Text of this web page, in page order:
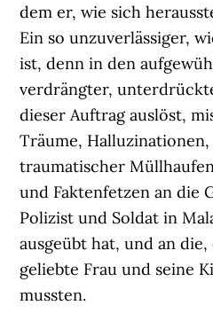
dem er, wie sich
Ein so unzuverlässiger,
ist, denn in den
verdrängter,
dieser Auftrag auslöst,
Träume,
traumatischer
und Faktenfetzen an die
Polizist und Soldat in
ausgeübt hat, und an
geliebte Frau und seine
mussten.